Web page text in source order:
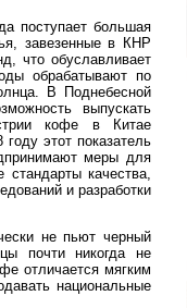
поступает большая
завезенные в КНР
что обуславливает
обрабатывают по
В Поднебесной
выпускать
кофе в Китае
этот показатель
меры для
качества,
и разработки
не пьют черный
почти никогда не
отличается мягким
национальные